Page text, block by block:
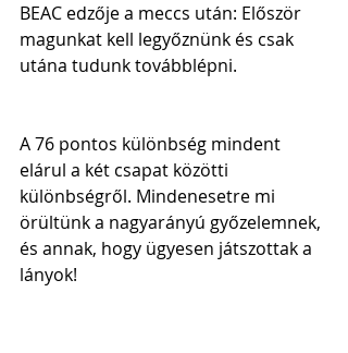
BEAC edzője a meccs után: Először
magunkat kell legyőznünk és csak
utána tudunk továbblépni.
A 76 pontos különbség mindent
elárul a két csapat közötti
különbségről. Mindenesetre mi
örültünk a nagyarányú győzelemnek,
és annak, hogy ügyesen játszottak a
lányok!